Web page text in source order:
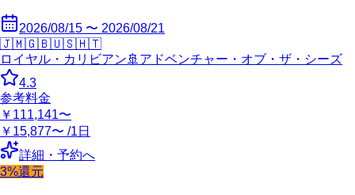
2026/08/15 〜 2026/08/21
🇯🇲🇬🇧🇺🇸🇭🇹
ロイヤル・カリビアン 🚢 アドベンチャー・オブ・ザ・シーズ
4.3
参考料金
￥111,141〜
￥15,877〜 /1日
詳細・予約へ
3%還元